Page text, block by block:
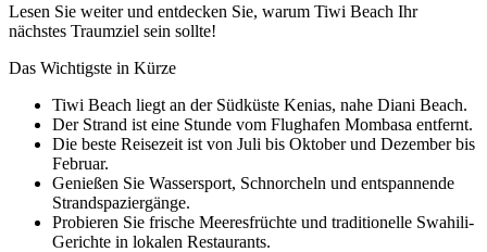
Lesen Sie weiter und entdecken Sie, warum Tiwi Beach Ihr
nächstes Traumziel sein sollte!
Das Wichtigste in Kürze
Tiwi Beach liegt an der Südküste Kenias, nahe Diani Beach.
Der Strand ist eine Stunde vom Flughafen Mombasa entfernt.
Die beste Reisezeit ist von Juli bis Oktober und Dezember bis
Februar.
Genießen Sie Wassersport, Schnorcheln und entspannende
Strandspaziergänge.
Probieren Sie frische Meeresfrüchte und traditionelle Swahili-
Gerichte in lokalen Restaurants.